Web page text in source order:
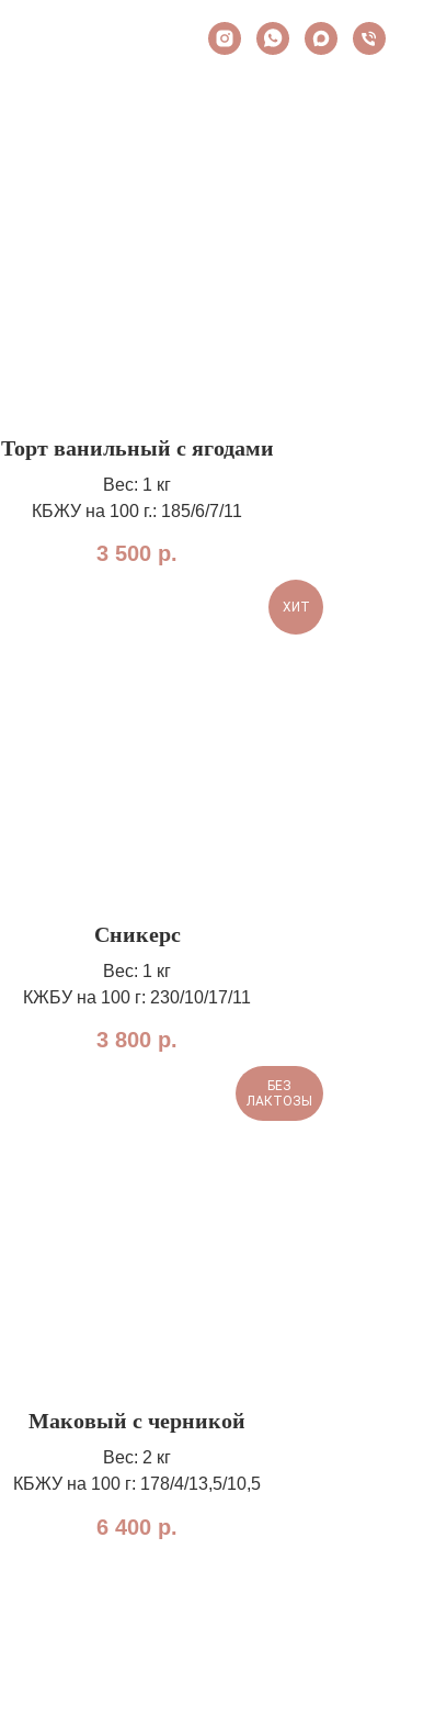
Торт ванильный с ягодами
Вес: 1 кг
КБЖУ на 100 г.: 185/6/7/11
3 500 р.
ХИТ
Сникерс
Вес: 1 кг
КЖБУ на 100 г: 230/10/17/11
3 800 р.
БЕЗ
ЛАКТОЗЫ
Маковый с черникой
Вес: 2 кг
КБЖУ на 100 г: 178/4/13,5/10,5
6 400 р.